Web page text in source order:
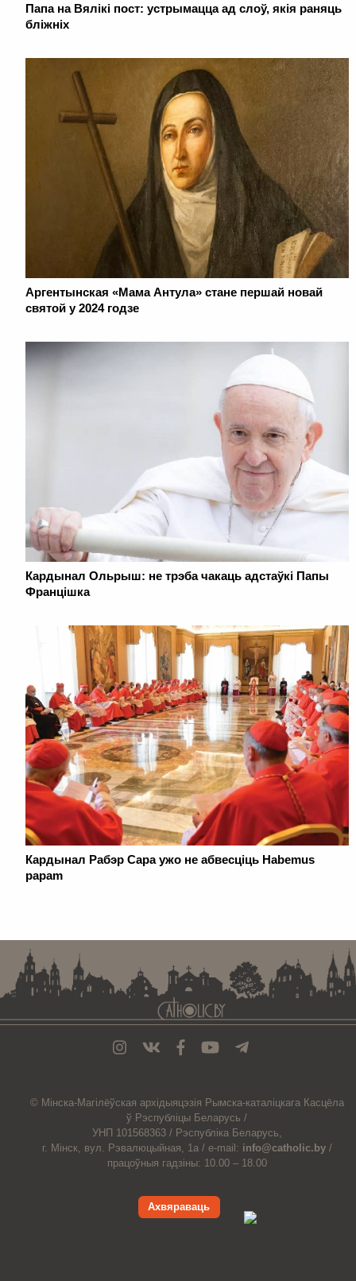
Папа на Вялікі пост: устрымацца ад слоў, якія раняць
бліжніх
Аргентынская «Мама Антула» стане першай новай
святой у 2024 годзе
Кардынал Ольрыш: не трэба чакаць адстаўкі Папы
Францішка
Кардынал Рабэр Сара ужо не абвесціць Habemus
papam
© Мiнска-Магiлёўская архiдыяцэзiя Рымска-каталіцкага Касцёла
ў Рэспубліцы Беларусь /
УНП 101568363 / Рэспубліка Беларусь,
г. Мінск, вул. Рэвалюцыйная, 1а / e-mail: info@catholic.by /
працоўныя гадзіны: 10.00 – 18.00
Ахвяраваць